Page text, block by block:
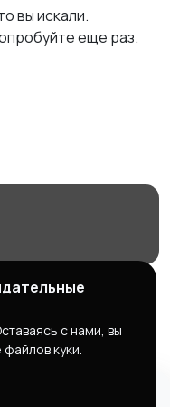
вы искали.
еще раз.
| Работа |
5609203278 ОГРН
с нами, вы
куки.